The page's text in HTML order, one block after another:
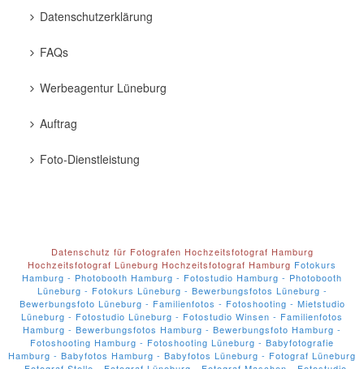
Datenschutzerklärung
FAQs
Werbeagentur Lüneburg
Auftrag
Foto-Dienstleistung
Datenschutz für Fotografen Hochzeitsfotograf Hamburg
Hochzeitsfotograf Lüneburg Hochzeitsfotograf Hamburg Fotokurs
Hamburg - Photobooth Hamburg - Fotostudio Hamburg - Photobooth
Lüneburg - Fotokurs Lüneburg - Bewerbungsfotos Lüneburg -
Bewerbungsfoto Lüneburg - Familienfotos - Fotoshooting - Mietstudio
Lüneburg - Fotostudio Lüneburg - Fotostudio Winsen - Familienfotos
Hamburg - Bewerbungsfotos Hamburg - Bewerbungsfoto Hamburg -
Fotoshooting Hamburg - Fotoshooting Lüneburg - Babyfotografie
Hamburg - Babyfotos Hamburg - Babyfotos Lüneburg - Fotograf Lüneburg